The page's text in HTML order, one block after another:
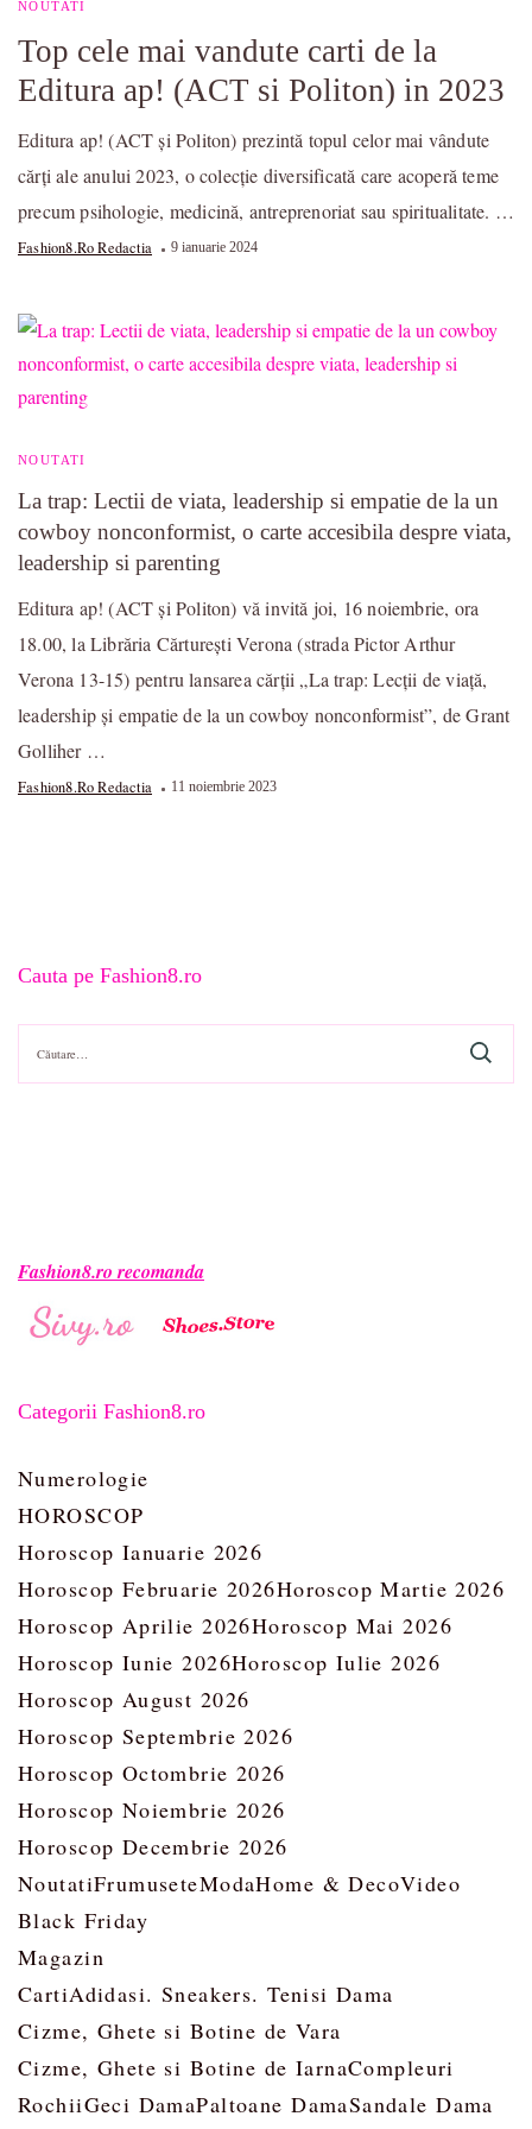
NOUTATI
Top cele mai vandute carti de la
Editura ap! (ACT si Politon) in 2023
Editura ap! (ACT și Politon) prezintă topul celor mai vândute
cărți ale anului 2023, o colecție diversificată care acoperă teme
precum psihologie, medicină, antreprenoriat sau spiritualitate. …
Fashion8.ro Redactia 9 ianuarie 2024
NOUTATI
La trap: Lectii de viata, leadership si empatie de la un
cowboy nonconformist, o carte accesibila despre viata,
leadership si parenting
Editura ap! (ACT și Politon) vă invită joi, 16 noiembrie, ora
18.00, la Librăria Cărturești Verona (strada Pictor Arthur
Verona 13-15) pentru lansarea cărții „La trap: Lecții de viață,
leadership și empatie de la un cowboy nonconformist”, de Grant
Golliher …
Fashion8.ro Redactia 11 noiembrie 2023
Cauta pe Fashion8.ro
Caută
după:
Fashion8.ro recomanda
Categorii Fashion8.ro
Numerologie
HOROSCOP
Horoscop Ianuarie 2026
Horoscop Februarie 2026Horoscop Martie 2026
Horoscop Aprilie 2026Horoscop Mai 2026
Horoscop Iunie 2026Horoscop Iulie 2026
Horoscop August 2026
Horoscop Septembrie 2026
Horoscop Octombrie 2026
Horoscop Noiembrie 2026
Horoscop Decembrie 2026
NoutatiFrumuseteModaHome & DecoVideo
Black Friday
Magazin
CartiAdidasi. Sneakers. Tenisi Dama
Cizme, Ghete si Botine de Vara
Cizme, Ghete si Botine de IarnaCompleuri
RochiiGeci DamaPaltoane DamaSandale Dama